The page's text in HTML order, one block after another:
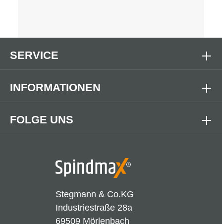
Stegmann & Co.KG
Industriestraße 28a
69509 Mörlenbach
FOLGE UNS
SERVICE
INFORMATIONEN